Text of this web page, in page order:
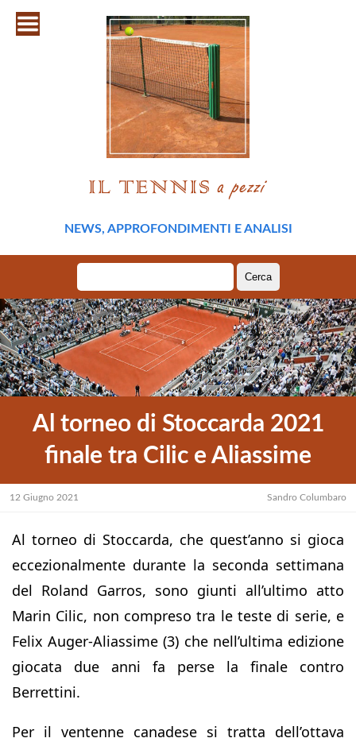
NEWS, APPROFONDIMENTI E ANALISI
per:
Al torneo di Stoccarda 2021
finale tra Cilic e Aliassime
12 Giugno 2021 Sandro Columbaro
Al torneo di Stoccarda, che quest’anno si gioca
eccezionalmente durante la seconda settimana
del Roland Garros, sono giunti all’ultimo atto
Marin Cilic, non compreso tra le teste di serie, e
Felix Auger-Aliassime (3) che nell’ultima edizione
giocata due anni fa perse la finale contro
Berrettini.
Per il ventenne canadese si tratta dell’ottava